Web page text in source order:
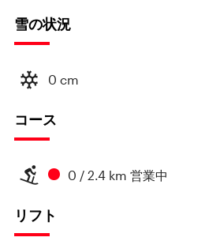
雪の状況
0 cm
コース
0 / 2.4 km 営業中
リフト